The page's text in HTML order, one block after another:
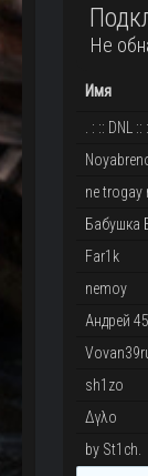
Не
Имя
. : :: DNL :: : .
ne trogay
Бабушка
Far1k
nemoy
Андрей
sh1zo
Δγλo
by St1ch.